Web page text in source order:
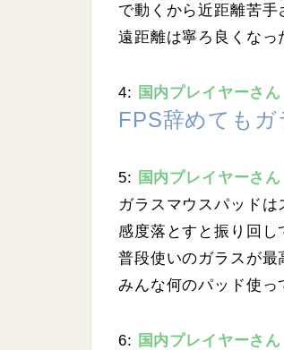
で動くから近距離苦
遠距離は寧ろ良くなっ
4: 国内プレイヤーさん
FPS辞めても
5: 国内プレイヤーさん
ガラスマウスパッドは
感度落とすと振り回し
普段使いのガラスが最
みんな何のパッド使
6: 国内プレイヤーさん